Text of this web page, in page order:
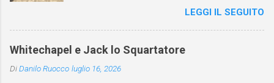
l'arte della Pavlova ha raggiunto la piena
maturità ed è stata in grado di rinnovare
profondamente l'attardato mondo teatrale
LEGGI IL SEGUITO
Whitechapel e Jack lo Squartatore
DiDanilo Ruocco luglio 16, 2026